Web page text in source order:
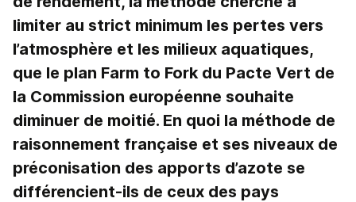
limiter au strict minimum les pertes vers
l’atmosphère et les milieux aquatiques,
que le plan Farm to Fork du Pacte Vert de
la Commission européenne souhaite
diminuer de moitié. En quoi la méthode de
raisonnement française et ses niveaux de
préconisation des apports d’azote se
différencient-ils de ceux des pays